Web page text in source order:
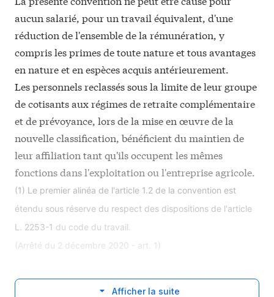
aucun salarié, pour un travail équivalent, d'une
réduction de l'ensemble de la rémunération, y
compris les primes de toute nature et tous avantages
en nature et en espèces acquis antérieurement.
Les personnels reclassés sous la limite de leur groupe
de cotisants aux régimes de retraite complémentaire
et de prévoyance, lors de la mise en œuvre de la
nouvelle classification, bénéficient du maintien de
leur affiliation tant qu'ils occupent les mêmes
fonctions dans l'exploitation ou l'entreprise agricole.
(1) Le premier alinéa de l'article 1.2 de la convention est
étendu sous réserve du respect des dispositions de l'article
L. 2253-1 du code du travail.
(Arrêté du 2 décembre 2020 - art. 1)
Afficher la suite